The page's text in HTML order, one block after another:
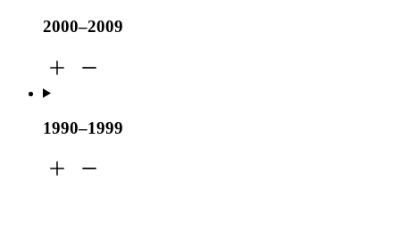
2000–2009
1990–1999